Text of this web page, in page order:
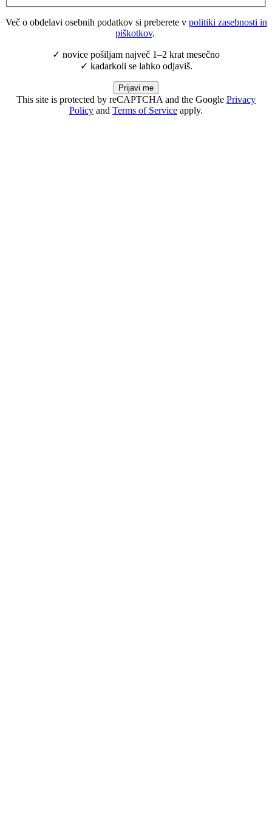
Več o obdelavi osebnih podatkov si preberete v politiki zasebnosti in
piškotkov.
✓ novice pošiljam največ 1–2 krat mesečno
✓ kadarkoli se lahko odjaviš.
Prijavi me
This site is protected by reCAPTCHA and the Google Privacy
Policy and Terms of Service apply.